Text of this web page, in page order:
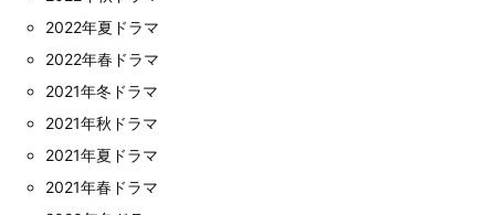
2022年夏ドラマ
2022年春ドラマ
2021年冬ドラマ
2021年秋ドラマ
2021年夏ドラマ
2021年春ドラマ